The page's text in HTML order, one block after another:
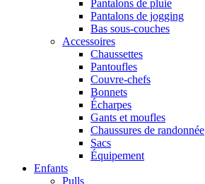
Pantalons de pluie
Pantalons de jogging
Bas sous-couches
Accessoires
Chaussettes
Pantoufles
Couvre-chefs
Bonnets
Écharpes
Gants et moufles
Chaussures de randonnée
Sacs
Équipement
Enfants
Pulls